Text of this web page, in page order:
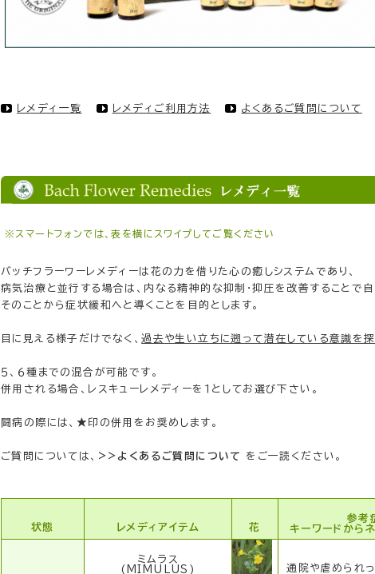
レメディ一覧 レメディご利用方法 よくあるご質問について
※スマートフォンでは、表を横にスワイプしてご覧ください
バッチフラーワーレメディーは花の力を借りた心の癒しシステムであり、
病気治療と並行する場合は、内なる精神的な抑制・抑圧を改善することで自
そのことから症状緩和へと導くことを目的とします。
目に見える様子だけでなく、過去や生い立ちに遡って潜在している意識を
５、６種までの混合が可能です。
併用される場合、レスキューレメディーを１としてお選び下さい。
闘病の際には、★印の併用をお奨めします。
ご質問については、 >>よくあるご質問について をご一読ください。
状態 レメディアイテム 花
参考
キーワードから
ミムラス
(MIMULUS)
通院や虐められ